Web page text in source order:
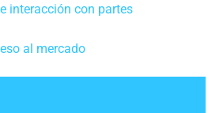
interacción con partes
al mercado